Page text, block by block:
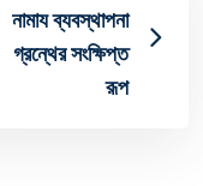
নামায ব্যবস্থাপনা
গ্রন্থের সংক্ষিপ্ত
রূপ